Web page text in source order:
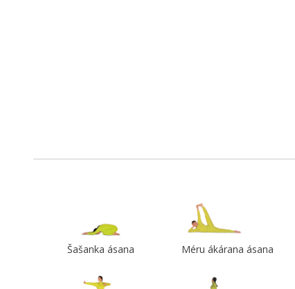
Šašanka ásana Méru ákárana ásana